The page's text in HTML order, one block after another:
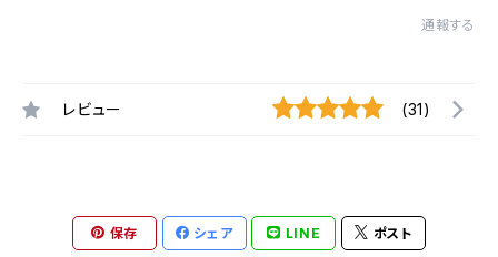
通報する
レビュー (31)
保存 シェア LINE ポスト